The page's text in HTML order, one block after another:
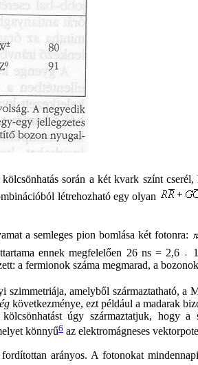
során a két kvark színt cserél,
létrehozható egy olyan
a semleges pion bomlása két fotonra:
ennek megfelelően 26 ns = 2,6
a fermionok száma megmarad, a
szimmetriája, amelyből származtatható, a
következménye, ezt például a madarak
úgy származtatjuk, hogy
könnyű6 az elektromágneses
arányos. A fotonokat